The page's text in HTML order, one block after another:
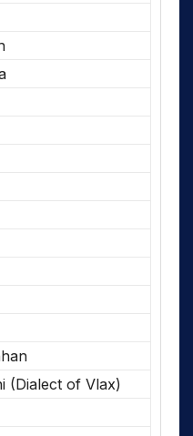
(Dialect of Vlax)